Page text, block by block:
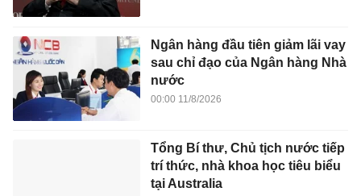
Ngân hàng đầu tiên giảm lãi vay
sau chỉ đạo của Ngân hàng Nhà
nước
00:00 11/8/2026
Tổng Bí thư, Chủ tịch nước tiếp
trí thức, nhà khoa học tiêu biểu
tại Australia